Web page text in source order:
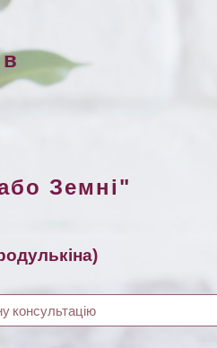
Земні"
)
консультацію